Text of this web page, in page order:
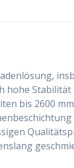
hohe
bis 2600